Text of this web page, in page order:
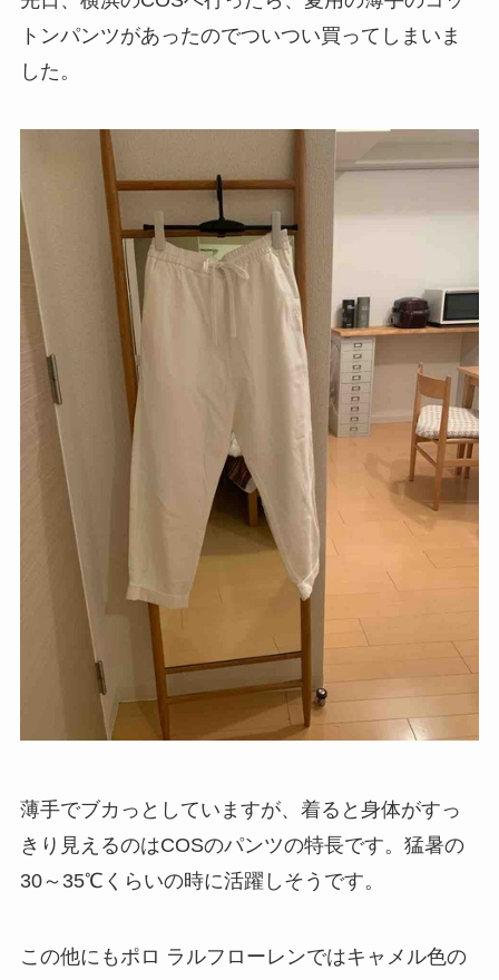
トンパンツがあったのでついつい買ってしまいま
した。
薄手でブカっとしていますが、着ると身体がすっ
きり見えるのはCOSのパンツの特長です。猛暑の
30～35℃くらいの時に活躍しそうです。
この他にもポロ ラルフローレンではキャメル色の